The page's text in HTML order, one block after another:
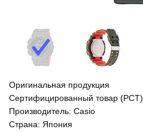
Оригинальная продукция
Сертифицированный товар (РСТ)
Производитель: Casio
Страна: Япония